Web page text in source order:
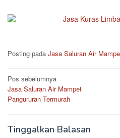
Jasa Kuras
Posting pada Jasa Saluran Air
Navigasi
pos
Pos sebelumnya
Jasa Saluran Air Mampet
Pangururan Termurah
Tinggalkan Balasan